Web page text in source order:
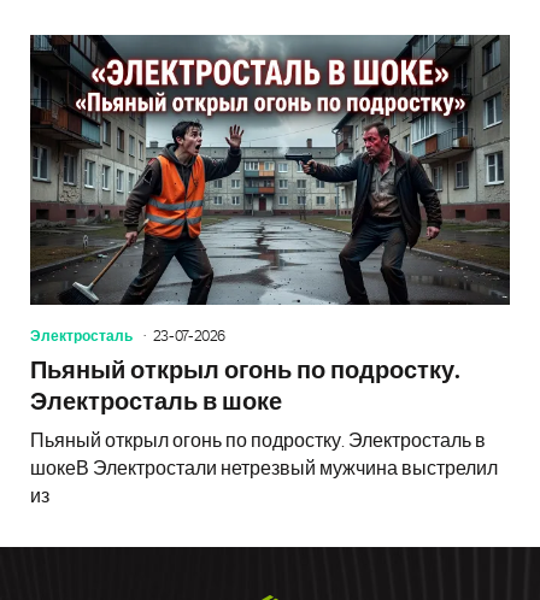
Электросталь 23-07-2026
Пьяный открыл огонь по подростку.
Электросталь в шоке
Пьяный открыл огонь по подростку. Электросталь в
шокеВ Электростали нетрезвый мужчина выстрелил
из